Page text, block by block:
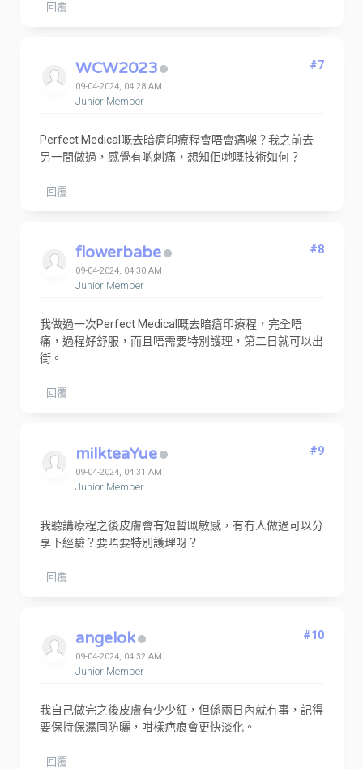
回覆
WCW2023
09-04-2024, 04:28 AM
Junior Member
#7
Perfect Medical嘅去暗瘡印療程會唔會痛㗎？我之前去
另一間做過，感覺有啲刺痛，想知佢哋嘅技術如何？
回覆
flowerbabe
09-04-2024, 04:30 AM
Junior Member
#8
我做過一次Perfect Medical嘅去暗瘡印療程，完全唔
痛，過程好舒服，而且唔需要特別護理，第二日就可以出
街。
回覆
milkteaYue
09-04-2024, 04:31 AM
Junior Member
#9
我聽講療程之後皮膚會有短暫嘅敏感，有冇人做過可以分
享下經驗？要唔要特別護理呀？
回覆
angelok
09-04-2024, 04:32 AM
Junior Member
#10
我自己做完之後皮膚有少少紅，但係兩日內就冇事，記得
要保持保濕同防曬，咁樣疤痕會更快淡化。
回覆